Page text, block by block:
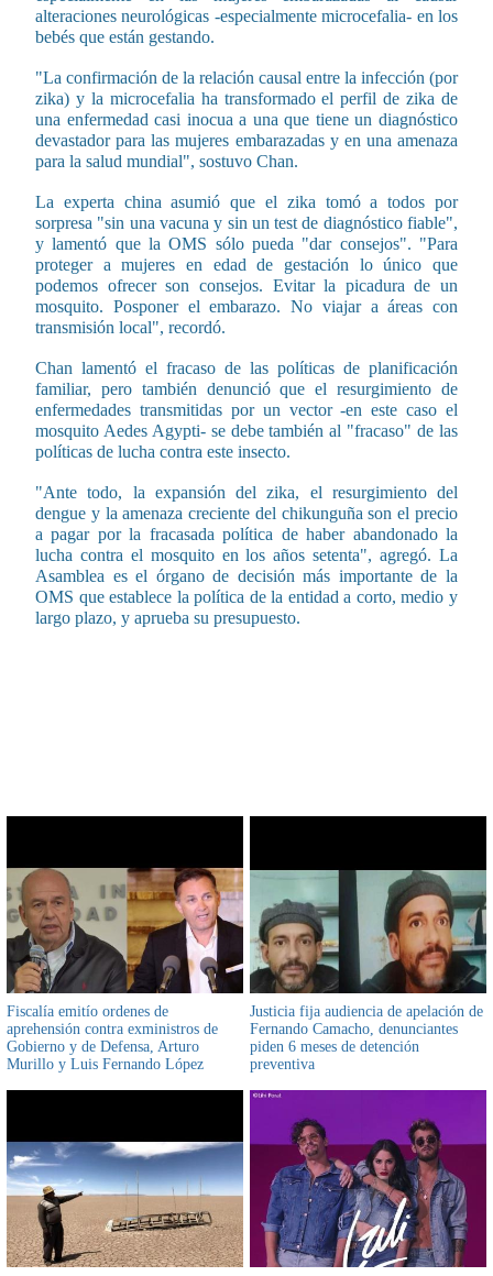
alteraciones neurológicas -especialmente microcefalia- en los
bebés que están gestando.
"La confirmación de la relación causal entre la infección (por
zika) y la microcefalia ha transformado el perfil de zika de
una enfermedad casi inocua a una que tiene un diagnóstico
devastador para las mujeres embarazadas y en una amenaza
para la salud mundial", sostuvo Chan.
La experta china asumió que el zika tomó a todos por
sorpresa "sin una vacuna y sin un test de diagnóstico fiable",
y lamentó que la OMS sólo pueda "dar consejos". "Para
proteger a mujeres en edad de gestación lo único que
podemos ofrecer son consejos. Evitar la picadura de un
mosquito. Posponer el embarazo. No viajar a áreas con
transmisión local", recordó.
Chan lamentó el fracaso de las políticas de planificación
familiar, pero también denunció que el resurgimiento de
enfermedades transmitidas por un vector -en este caso el
mosquito Aedes Agypti- se debe también al "fracaso" de las
políticas de lucha contra este insecto.
"Ante todo, la expansión del zika, el resurgimiento del
dengue y la amenaza creciente del chikunguña son el precio
a pagar por la fracasada política de haber abandonado la
lucha contra el mosquito en los años setenta", agregó. La
Asamblea es el órgano de decisión más importante de la
OMS que establece la política de la entidad a corto, medio y
largo plazo, y aprueba su presupuesto.
Fiscalía emitío ordenes de
aprehensión contra exministros de
Gobierno y de Defensa, Arturo
Murillo y Luis Fernando López
Justicia fija audiencia de apelación de
Fernando Camacho, denunciantes
piden 6 meses de detención
preventiva